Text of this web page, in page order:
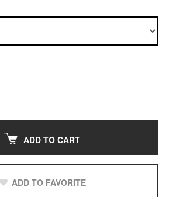
ADD TO CART
ADD TO FAVORITE